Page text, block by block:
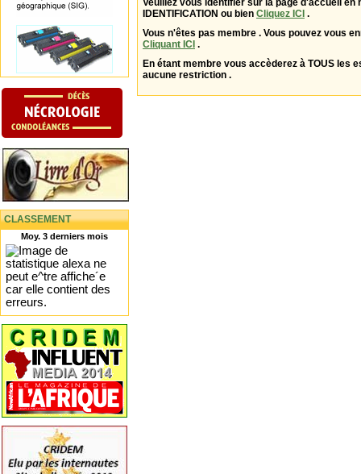
CLASSEMENT
Moy. 3 derniers mois
Veuillez vous identifier sur la page d'accueil en
IDENTIFICATION ou bien Cliquez ICI .
Vous n'êtes pas membre . Vous pouvez vous
Cliquant ICI .
En étant membre vous accèderez à TOUS les
aucune restriction .